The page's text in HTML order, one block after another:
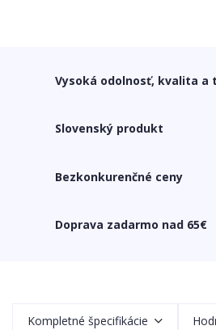
Vysoká odolnosť, kvalita
Slovenský produkt
Bezkonkurenčné ceny
Doprava zadarmo nad 65€
Kompletné špecifikácie